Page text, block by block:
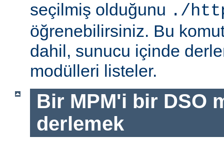
seçilmiş olduğunu ./
öğrenebilirsiniz. Bu
dahil, sunucu içinde
modülleri listeler.
Bir MPM'i bir DSO
derlemek